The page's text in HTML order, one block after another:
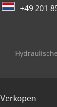
+49 201
Verkopen